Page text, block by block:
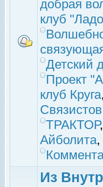
добрая
клуб
Детский
Проект
клуб Круга,
ТРАКТОР,
Айболита,
Из